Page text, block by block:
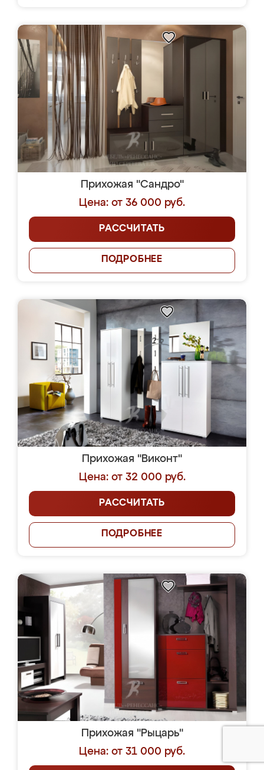
Прихожая "Сандро"
Цена: от 36 000 руб.
РАССЧИТАТЬ
ПОДРОБНЕЕ
Прихожая "Виконт"
Цена: от 32 000 руб.
РАССЧИТАТЬ
ПОДРОБНЕЕ
Прихожая "Рыцарь"
Цена: от 31 000 руб.